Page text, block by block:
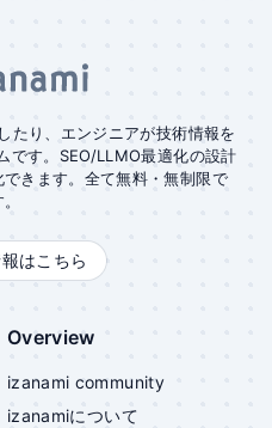
たり、エンジニアが技術情報を
です。SEO/LLMO最適化の設計
きます。全て無料・無制限で
はこちら
Overview
izanami community
izanamiについて